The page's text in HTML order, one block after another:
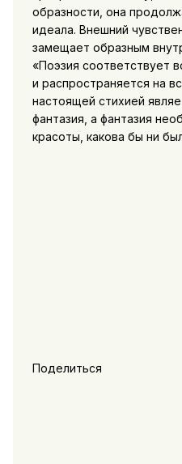
образности, она
идеала. Внешний
замещает образным
«Поэзия соответствует
и распространяется на
настоящей стихией
фантазия, а фантазия
красоты, какова бы ни
Поделиться